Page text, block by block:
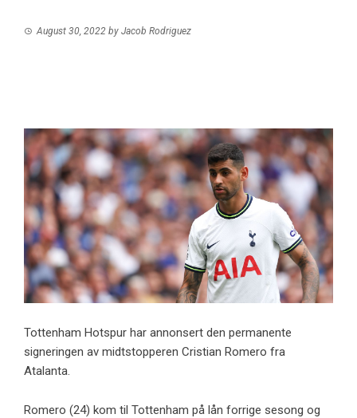
August 30, 2022 by Jacob Rodriguez
Tottenham Hotspur har annonsert den permanente
signeringen av midtstopperen Cristian Romero fra
Atalanta.
Romero (24) kom til Tottenham på lån forrige sesong og